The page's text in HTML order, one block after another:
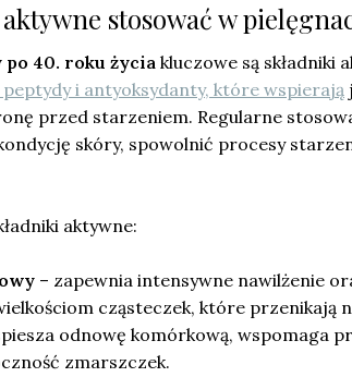
stosować w
40. roku życia kluczowe są składniki
i antyoksydanty, które wspierają
przed starzeniem. Regularne
skóry, spowolnić procesy
aktywne:
– zapewnia intensywne nawilżenie
cząsteczek, które przenikają
odnowę komórkową, wspomaga
zmarszczek.